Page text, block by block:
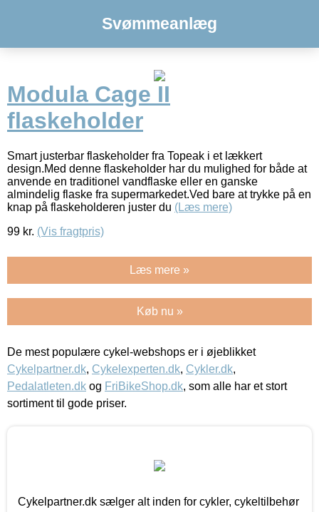
Svømmeanlæg
Modula Cage II
flaskeholder
Smart justerbar flaskeholder fra Topeak i et lækkert
design.Med denne flaskeholder har du mulighed for både at
anvende en traditionel vandflaske eller en ganske
almindelig flaske fra supermarkedet.Ved bare at trykke på en
knap på flaskeholderen juster du (Læs mere)
99 kr. (Vis fragtpris)
Læs mere »
Køb nu »
De mest populære cykel-webshops er i øjeblikket
Cykelpartner.dk, Cykelexperten.dk, Cykler.dk,
Pedalatleten.dk og FriBikeShop.dk, som alle har et stort
sortiment til gode priser.
Cykelpartner.dk sælger alt inden for cykler, cykeltilbehør